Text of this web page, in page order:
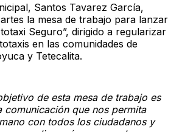
Santos Tavarez García,
la mesa de trabajo para lanzar
Seguro”, dirigido a regularizar
en las comunidades de
y Tetecalita.
de esta mesa de trabajo es
comunicación que nos permita
con todos los ciudadanos y